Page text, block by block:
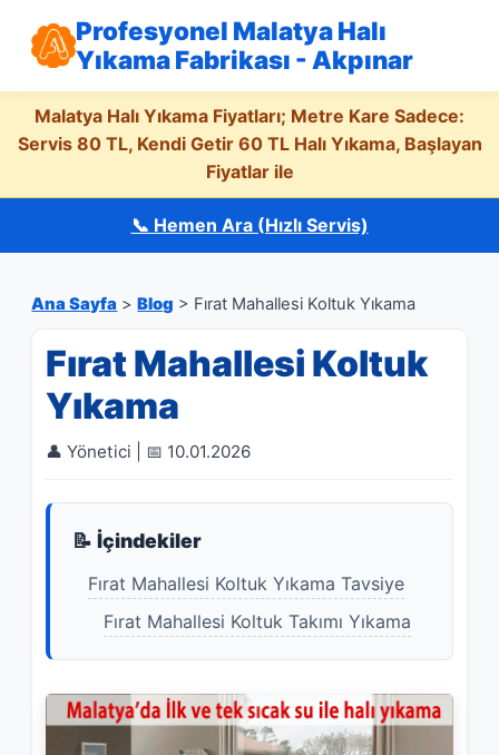
Profesyonel Malatya Halı
Yıkama Fabrikası - Akpınar
Malatya Halı Yıkama Fiyatları; Metre Kare Sadece:
Servis 80 TL, Kendi Getir 60 TL Halı Yıkama, Başlayan
Fiyatlar ile
📞 Hemen Ara (Hızlı Servis)
Ana Sayfa >Blog > Fırat Mahallesi Koltuk Yıkama
Fırat Mahallesi Koltuk
Yıkama
👤 Yönetici | 📅 10.01.2026
📝 İçindekiler
Fırat Mahallesi Koltuk Yıkama Tavsiye
Fırat Mahallesi Koltuk Takımı Yıkama